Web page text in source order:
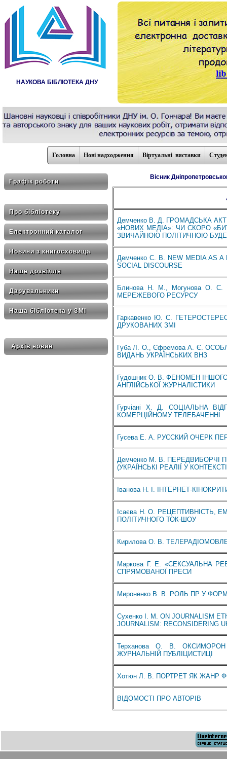
НАУКОВА БІБЛІОТЕКА ДНУ
Головна Нові надходження Віртуальні виставки
Графік роботи
Про бібліотеку
Електронний каталог
Новини з книгосховища
Наше дозвілля
Дарувальники
Наша бібліотека у ЗМІ
Архів новин
Вісник
Демченко В. Д. ГРОМАДСЬКА
«НОВИХ МЕДІА»: ЧИ СКОРО
ЗВИЧАЙНОЮ ПОЛІТИЧНОЮ
Демченко С. В. NEW MEDIA AS A
SOCIAL DISCOURSE
Блинова Н. М., Могунова О.
МЕРЕЖЕВОГО РЕСУРСУ
Гаркавенко Ю. С.
ДРУКОВАНИХ ЗМІ
Губа Л. О., Єфремова А. Є.
ВИДАНЬ УКРАЇНСЬКИХ ВНЗ
Гудошник О. В. ФЕНОМЕН
АНГЛІЙСЬКОЇ ЖУРНАЛІСТИКИ
Гурчіані Х. Д. СОЦІАЛЬНА
КОМЕРЦІЙНОМУ ТЕЛЕБАЧЕННІ
Гусева Е. А. РУССКИЙ ОЧЕРК
Демченко М. В. ПЕРЕДВИБОРЧІ
(УКРАЇНСЬКІ РЕАЛІЇ У
Іванова Н. І. ІНТЕРНЕТ-
Ісаєва Н. О. РЕЦЕПТИВНІСТЬ,
ПОЛІТИЧНОГО ТОК-ШОУ
Кирилова О. В.
Маркова Г. Е. «СЕКСУАЛЬНА
СПРЯМОВАНОЇ ПРЕСИ
Мироненко В. В. РОЛЬ ПР У
Сухенко I. М. ON JOURNALISM
JOURNALISM: RECONSIDERING
Терханова О. В.
ЖУРНАЛЬНІЙ ПУБЛІЦИСТИЦІ
Хотюн Л. В. ПОРТРЕТ ЯК ЖАНР
ВІДОМОСТІ ПРО АВТОРІВ